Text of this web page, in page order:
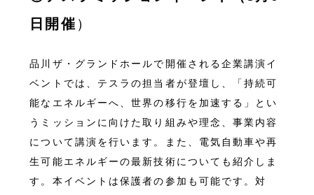
日開催 ）
品川ザ・グランドホールで開催される企業講演イ
ベントでは、テスラの担当者が登壇し、「持続可
能なエネルギーへ、世界の移行を加速する」とい
うミッションに向けた取り組みや理念、事業内容
について講演を行います。また、電気自動車や再
生可能エネルギーの最新技術についても紹介しま
す。本イベントは保護者の参加も可能です。対